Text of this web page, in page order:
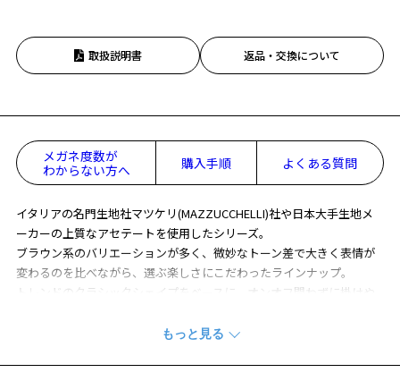
取扱説明書 返品・交換について
メガネ度数が
わからない方へ
購入手順 よくある質問
イタリアの名門生地社マツケリ(MAZZUCCHELLI)社や日本大手生地メ
ーカーの上質なアセテートを使用したシリーズ。
ブラウン系のバリエーションが多く、微妙なトーン差で大きく表情が
変わるのを比べながら、選ぶ楽しさにこだわったラインナップ。
トレンドのクラシックシェイプをベースに、オンオフ問わずに掛けや
テンプルエンドにはネイルから着想を得たチップを配し、さりげない
お子様から小顔の女性のかたに向けた小ぶりなサイズ感になっていま